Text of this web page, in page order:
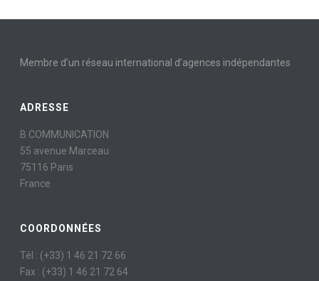
Membre d’un réseau international d’agences indépendantes
ADRESSE
B COMMUNICATION
55 avenue Marceau
75116 Paris
France
COORDONNÉES
Tél : (+33) 1 46 21 72 66
Fax : (+33) 1 46 21 72 64